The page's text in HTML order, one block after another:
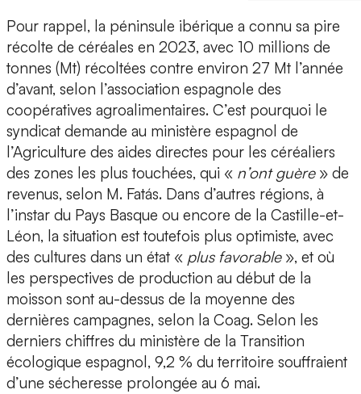
Pour rappel, la péninsule ibérique a connu sa pire
récolte de céréales en 2023, avec 10 millions de
tonnes (Mt) récoltées contre environ 27 Mt l’année
d’avant, selon l’association espagnole des
coopératives agroalimentaires. C’est pourquoi le
syndicat demande au ministère espagnol de
l’Agriculture des aides directes pour les céréaliers
des zones les plus touchées, qui « n’ont guère» de
revenus, selon M. Fatás. Dans d’autres régions, à
l’instar du Pays Basque ou encore de la Castille-et-
Léon, la situation est toutefois plus optimiste, avec
des cultures dans un état « plus favorable», et où
les perspectives de production au début de la
moisson sont au-dessus de la moyenne des
dernières campagnes, selon la Coag. Selon les
derniers chiffres du ministère de la Transition
écologique espagnol, 9,2 % du territoire souffraient
d’une sécheresse prolongée au 6 mai.